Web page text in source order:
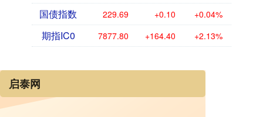
国债指数 229.69 +0.10 +0.04%
期指IC0 7877.80 +164.40 +2.13%
启泰网